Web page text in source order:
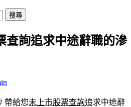
查詢追求中途辭職的滲
帶給您未上市股票查詢追求中途辭